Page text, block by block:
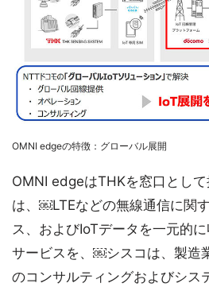
OMNI edgeの特徴：グローバル展開
OMNI edgeはTHKを窓口とし
は、￼LTEなどの無線通信に関
ス、およびIoTデータを一元的
サービスを、￼シスコは、製造
のコンサルティングおよびシス